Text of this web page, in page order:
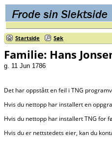
Startside Søk
Familie: Hans
g. 11 Jun 1786
Det har oppstått en feil i TNG
Hvis du nettopp har installert en
Hvis du nettopp har installert TNG for
Hvis du er nettstedets eier, kan du